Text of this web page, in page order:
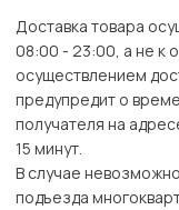
Доставка товара
08:00 - 23:00, а не к
осуществлением
предупредит о
получателя на
15 минут.
В случае
подъезда